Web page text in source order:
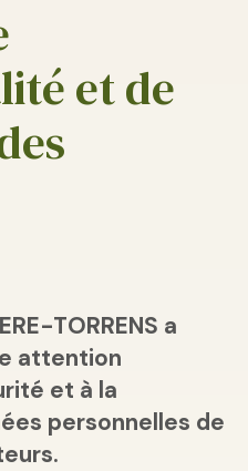
et de
TORRENS a
attention
et à la
personnelles de